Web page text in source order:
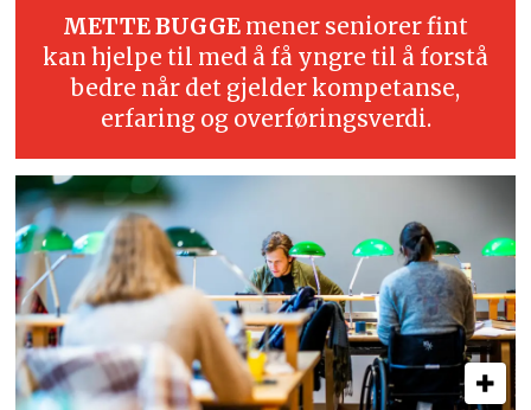
METTE BUGGE mener seniorer fint
kan hjelpe til med å få yngre til å forstå
bedre når det gjelder kompetanse,
erfaring og overføringsverdi.